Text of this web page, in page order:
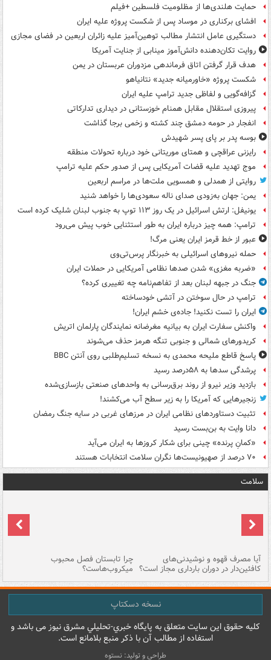
حمایت هلندی‌ها از مظلومیت فلسطین +فیلم
افشای برکناری در موساد پس از شکست پروژه علیه ایران
دستگیری عامل انتشار مطالب توهین‌آمیز علیه زائران اربعین در فضای مجازی
روایت تکان‌دهنده دانش‌آموز مینابی از جنایت آمریکا
هدف قرار گرفتن اتاق‌ فرماندهی مزدوران عربستان در یمن
شکست پروژه «خاورمیانه جدید» نتانیاهو
گزافه‌گویی و لفاظی جدید ترامپ علیه ایران
پیروزی استقلال مقابل همنام خوزستانی در دیداری تدارکاتی
انفجار در حومه دمشق چند کشته و زخمی برجا گذاشت
بوسه‌ پدر بر پای پسر شهیدش
رایزنی عراقچی و همتای موریتانی خود درباره تحولات منطقه
موج تهدید علیه قضات آمریکایی پس از صدور حکم علیه ترامپ
روایتی از همدلی و همسویی ملت‌ها در مراسم اربعین
یمن: جهان به‌زودی صدای ناله سعودی‌ها را خواهد شنید
یونیفل: ارتش اسرائیل در یک روز ۱۱۳ توپ به جنوب لبنان شلیک کرده است
ترامپ: همه چیز درباره ایران به طور استثنایی خوب پیش می‌رود
عبور از خط قرمز ایران یعنی مرگ!
حمله نیروهای اسرائیلی به خبرنگار پرس‌تی‌وی
«ضربه مغزی» شدن صدها نظامی آمریکایی در حملات ایران
جنگ در جبهه لبنان بعد از تفاهم‌نامه چه تغییری کرده؟
ترامپ در حال سوختن در آتشی خودساخته
ایران را تست نکنید! جاده‌ی خشم ایران!
واکنش سفارت ایران به بیانیه مغرضانه نمایندگان پارلمان اتریش
کریدورهای شمالی و جنوبی تنگه هرمز حذف می‌شوند
پاسخ قاطع ملیحه محمدی به نسخه تسلیم‌طلبی روی آنتن BBC
پرشدگی سدها به ۵۸درصد رسید
بازدید وزیر نیرو از روند برق‌رسانی به واحدهای صنعتی بازسازی‌شده
زنجیرهایی که آمریکا را به زیر سطح آب می‌کشند!
تثبیت دستاوردهای نظامی ایران در مرزهای غربی در سایه جنگ رمضان
دانا وایت به بن‌بست رسید
«کمانِ پرنده» چینی برای شکار کروزها به ایران می‌آید
۷۰ درصد از صهیونیست‌ها نگران سلامت انتخابات هستند
سلامت
آیا مصرف قهوه و نوشیدنی‌های
کافئین‌دار در دوران بارداری مجاز است؟
چرا تابستان فصل محبوب
میکروب‌هاست؟
نسخه دسکتاپ
کليه حقوق اين سايت متعلق به پایگاه خبري-تحليلي مشرق نيوز می باشد و
استفاده از مطالب آن با ذکر منبع بلامانع است.
طراحی و تولید: نستوه